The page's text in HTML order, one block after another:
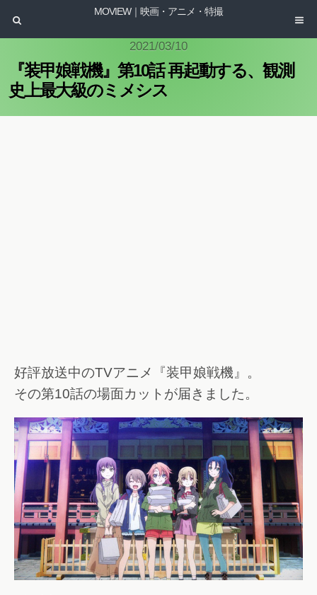
MOVIEW｜映画・アニメ・特撮
2021/03/10
『装甲娘戦機』第10話 再起動する、観測
史上最大級のミメシス
好評放送中のTVアニメ『装甲娘戦機』。
その第10話の場面カットが届きました。